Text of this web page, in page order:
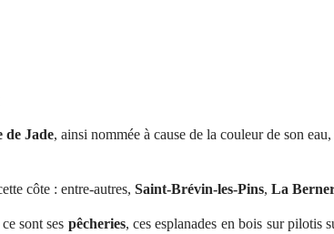
de Jade, ainsi nommée à cause de la couleur de son
côte : entre-autres, Saint-Brévin-les-Pins, La
sont ses pêcheries, ces esplanades en bois sur pilotis